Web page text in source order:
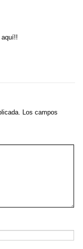
aquí!!
Los campos